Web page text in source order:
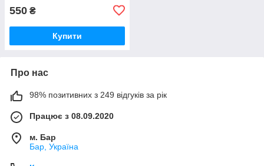
550 ₴
Купити
Про нас
98% позитивних з 249 відгуків за рік
Працює з 08.09.2020
м. Бар
Бар, Україна